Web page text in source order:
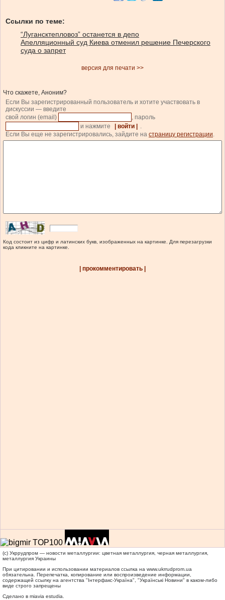
Ссылки по теме:
“Лугансктепловоз” останется в депо
Апелляционный суд Киева отменил решение Печерского
суда о запрет
версия для печати >>
Что скажете, Аноним?
Если Вы зарегистрированный пользователь и хотите участвовать в
дискуссии — введите
свой логин (email)
, пароль
и нажмите
| войти |
.
Если Вы еще не зарегистрировались, зайдите на страницу регистрации.
Код состоит из цифр и латинских букв, изображенных на картинке. Для перезагрузки
кода кликните на картинке.
| прокомментировать |
(c) Укррудпром — новости металлургии: цветная металлургия, черная металлургия,
металлургия Украины
При цитировании и использовании материалов ссылка на www.ukrrudprom.ua
обязательна. Перепечатка, копирование или воспроизведение информации,
содержащей ссылку на агентства "Iнтерфакс-Україна", "Українськi Новини" в каком-либо
виде строго запрещены
Сделано в miavia estudia.